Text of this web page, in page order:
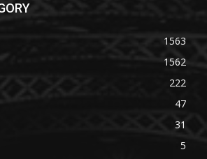
1563
1562
222
47
31
5